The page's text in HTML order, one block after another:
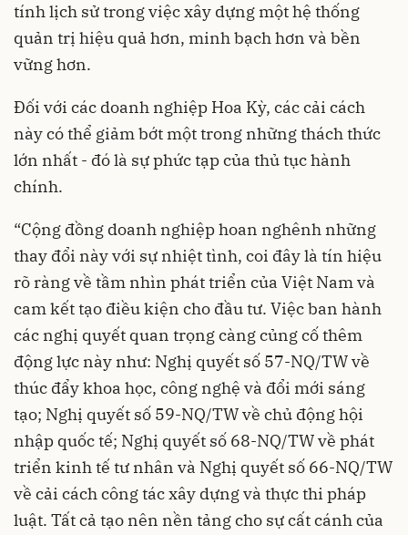
tính lịch sử trong việc xây dựng một hệ thống
quản trị hiệu quả hơn, minh bạch hơn và bền
vững hơn.
Đối với các doanh nghiệp Hoa Kỳ, các cải cách
này có thể giảm bớt một trong những thách thức
lớn nhất - đó là sự phức tạp của thủ tục hành
chính.
“Cộng đồng doanh nghiệp hoan nghênh những
thay đổi này với sự nhiệt tình, coi đây là tín hiệu
rõ ràng về tầm nhìn phát triển của Việt Nam và
cam kết tạo điều kiện cho đầu tư. Việc ban hành
các nghị quyết quan trọng càng củng cố thêm
động lực này như: Nghị quyết số 57-NQ/TW về
thúc đẩy khoa học, công nghệ và đổi mới sáng
tạo; Nghị quyết số 59-NQ/TW về chủ động hội
nhập quốc tế; Nghị quyết số 68-NQ/TW về phát
triển kinh tế tư nhân và Nghị quyết số 66-NQ/TW
về cải cách công tác xây dựng và thực thi pháp
luật. Tất cả tạo nên nền tảng cho sự cất cánh của